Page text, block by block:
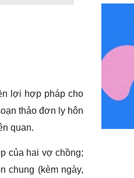
lợi hợp pháp cho
thảo đơn ly hôn
quan.
của hai vợ chồng;
chung (kèm ngày,